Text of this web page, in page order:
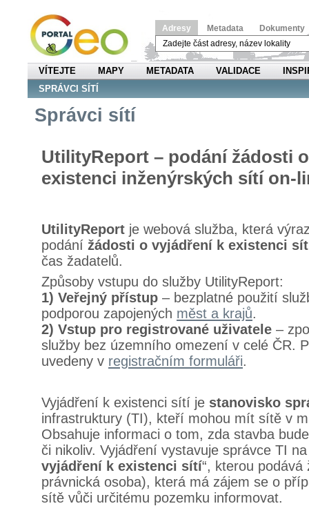
Adresy Metadata Dokumenty
VÍTEJTE MAPY METADATA VALIDACE
SPRÁVCI SÍTÍ
Správci sítí
UtilityReport – podání žádosti
existenci inženýrských sítí on-
UtilityReport je webová služba, která
podání žádosti o vyjádření k existenci
čas žadatelů.
Způsoby vstupu do služby UtilityReport:
1) Veřejný přístup – bezplatné použití
podporou zapojených měst a krajů.
2) Vstup pro registrované uživatele –
služby bez územního omezení v celé ČR.
uvedeny v registračním formuláři.
Vyjádření k existenci sítí je stanovisko
infrastruktury (TI), kteří mohou mít sítě v
Obsahuje informaci o tom, zda stavba
či nikoliv. Vyjádření vystavuje správce TI na
vyjádření k existenci sítí“, kterou
právnická osoba), která má zájem se o
sítě vůči určitému pozemku informovat.